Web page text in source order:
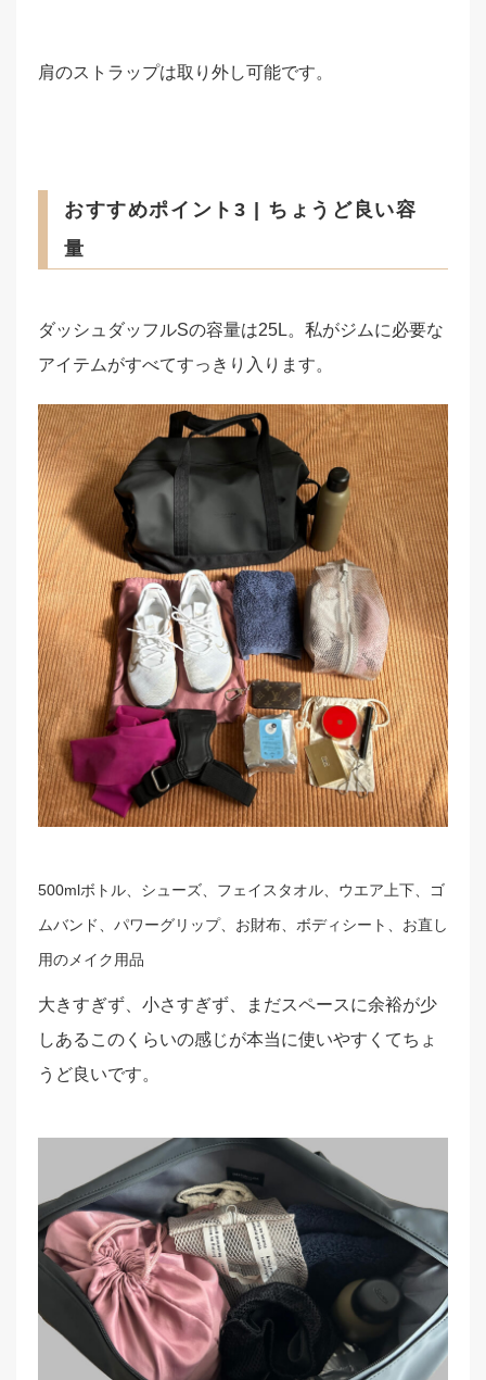
肩のストラップは取り外し可能です。
おすすめポイント3 | ちょうど良い容
量
ダッシュダッフルSの容量は25L。私がジムに必要な
アイテムがすべてすっきり入ります。
500mlボトル、シューズ、フェイスタオル、ウエア上下、ゴ
ムバンド、パワーグリップ、お財布、ボディシート、お直し
用のメイク用品
大きすぎず、小さすぎず、まだスペースに余裕が少
しあるこのくらいの感じが本当に使いやすくてちょ
うど良いです。